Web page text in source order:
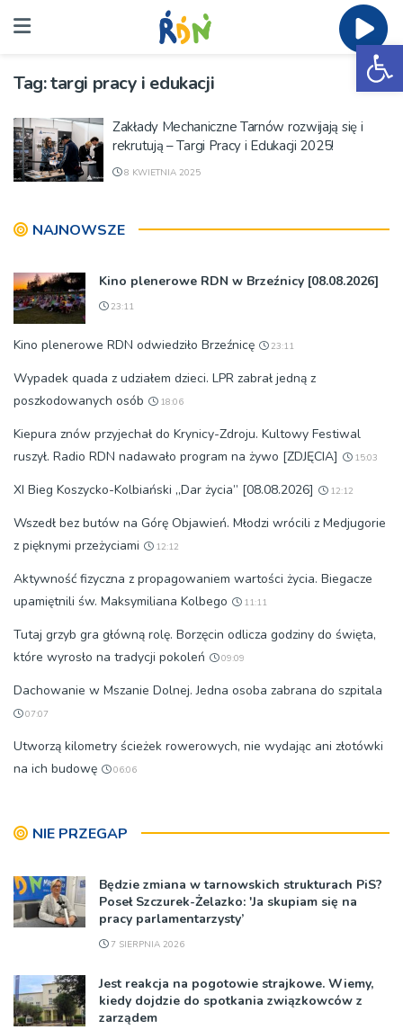
Tag:targi pracy i edukacji
Zakłady Mechaniczne Tarnów rozwijają się i
rekrutują – Targi Pracy i Edukacji 2025!
8 KWIETNIA 2025
NAJNOWSZE
Kino plenerowe RDN w Brzeźnicy [08.08.2026]
23:11
Kino plenerowe RDN odwiedziło Brzeźnicę 23:11
Wypadek quada z udziałem dzieci. LPR zabrał jedną z
poszkodowanych osób
18:06
Kiepura znów przyjechał do Krynicy-Zdroju. Kultowy Festiwal
ruszył. Radio RDN nadawało program na żywo [ZDJĘCIA]
15:03
XI Bieg Koszycko-Kolbiański „Dar życia” [08.08.2026] 12:12
Wszedł bez butów na Górę Objawień. Młodzi wrócili z Medjugorie
z pięknymi przeżyciami
12:12
Aktywność fizyczna z propagowaniem wartości życia. Biegacze
upamiętnili św. Maksymiliana Kolbego
11:11
Tutaj grzyb gra główną rolę. Borzęcin odlicza godziny do święta,
które wyrosło na tradycji pokoleń
09:09
Dachowanie w Mszanie Dolnej. Jedna osoba zabrana do szpitala
07:07
Utworzą kilometry ścieżek rowerowych, nie wydając ani złotówki
na ich budowę
06:06
NIE PRZEGAP
Będzie zmiana w tarnowskich strukturach PiS?
Poseł Szczurek-Żelazko: 'Ja skupiam się na
pracy parlamentarzysty’
7 SIERPNIA 2026
Jest reakcja na pogotowie strajkowe. Wiemy,
kiedy dojdzie do spotkania związkowców z
zarządem